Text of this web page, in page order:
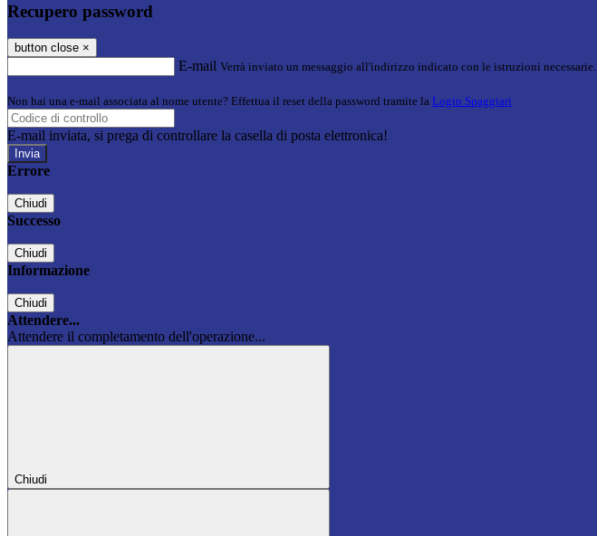
Recupero password
button close ×
E-mail Verrà inviato un messaggio all'indirizzo indicato con le istruzioni necessarie.
Non hai una e-mail associata al nome utente? Effettua il reset della password tramite la Login Spaggiari
E-mail inviata, si prega di controllare la casella di posta elettronica!
Errore
Chiudi
Successo
Chiudi
Informazione
Chiudi
Attendere...
Attendere il completamento dell'operazione...
Chiudi